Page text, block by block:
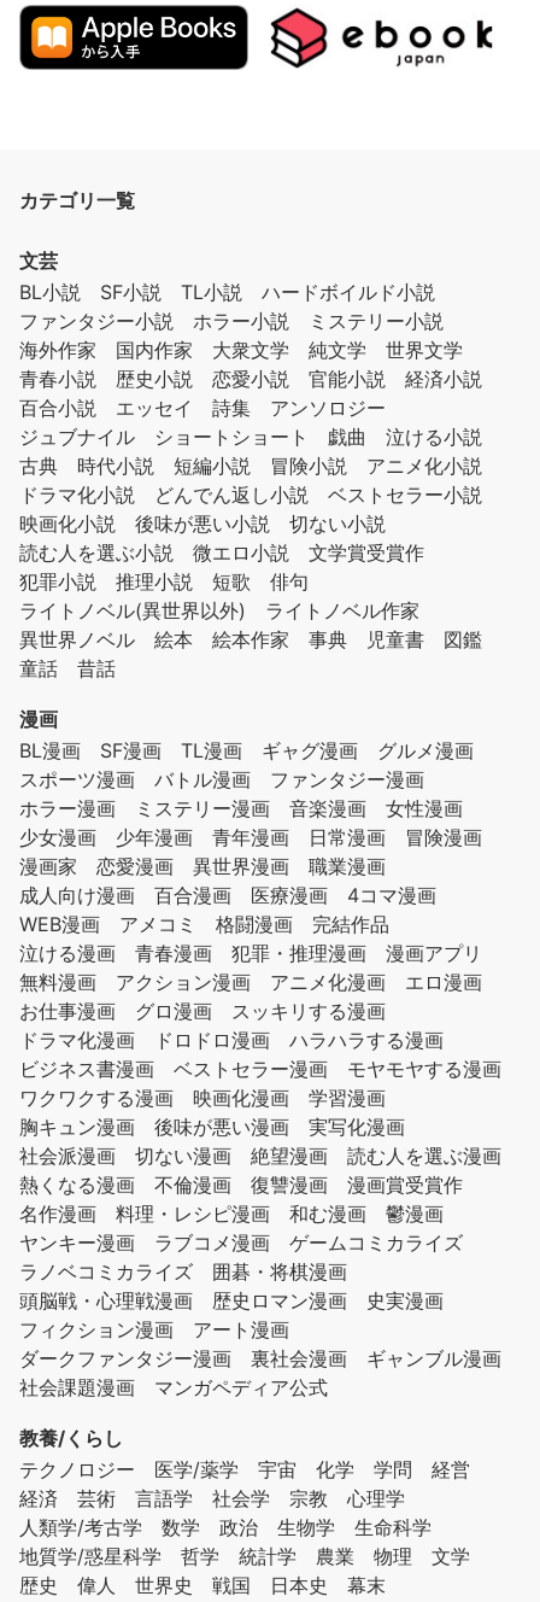
カテゴリ一覧
文芸
BL小説
SF小説 TL小説
ハードボイルド小説
ファンタジー小説
ホラー小説
ミステリー小説
海外作家
国内作家 大衆文学 純文学
世界文学
青春小説
歴史小説 恋愛小説 官能小説
経済小説
百合小説
エッセイ 詩集
アンソロジー
ジュブナイル
ショートショート 戯曲
泣ける小説
古典
時代小説 短編小説 冒険小説
アニメ化小説
ドラマ化小説
どんでん返し小説
ベストセラー小説
映画化小説
後味が悪い小説
切ない小説
読む人を選ぶ小説
微エロ小説
文学賞受賞作
犯罪小説
推理小説 短歌
俳句
ライトノベル(異世界以外)
ライトノベル作家
異世界ノベル
絵本 絵本作家 事典 児童書
図鑑
童話
昔話
漫画
BL漫画
SF漫画 TL漫画 ギャグ漫画
グルメ漫画
スポーツ漫画
バトル漫画
ファンタジー漫画
ホラー漫画
ミステリー漫画 音楽漫画
女性漫画
少女漫画
少年漫画 青年漫画 日常漫画
冒険漫画
漫画家
恋愛漫画 異世界漫画
職業漫画
成人向け漫画
百合漫画 医療漫画
4コマ漫画
WEB漫画
アメコミ 格闘漫画
完結作品
泣ける漫画
青春漫画 犯罪・推理漫画
漫画アプリ
無料漫画
アクション漫画 アニメ化漫画
エロ漫画
お仕事漫画
グロ漫画
スッキリする漫画
ドラマ化漫画
ドロドロ漫画
ハラハラする漫画
ビジネス書漫画
ベストセラー漫画
モヤモヤする漫画
ワクワクする漫画
映画化漫画
学習漫画
胸キュン漫画
後味が悪い漫画
実写化漫画
社会派漫画
切ない漫画 絶望漫画
読む人を選ぶ漫画
熱くなる漫画
不倫漫画 復讐漫画
漫画賞受賞作
名作漫画
料理・レシピ漫画 和む漫画
鬱漫画
ヤンキー漫画
ラブコメ漫画
ゲームコミカライズ
ラノベコミカライズ
囲碁・将棋漫画
頭脳戦・心理戦漫画
歴史ロマン漫画
史実漫画
フィクション漫画
アート漫画
ダークファンタジー漫画
裏社会漫画
ギャンブル漫画
社会課題漫画
マンガペディア公式
教養/くらし
テクノロジー
医学/薬学 宇宙 化学 学問
経営
経済
芸術 言語学 社会学 宗教
心理学
人類学/考古学
数学 政治 生物学
生命科学
地質学/惑星科学
哲学 統計学 農業 物理
文学
歴史
偉人 世界史 戦国 日本史
幕末